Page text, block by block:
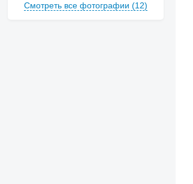
Смотреть все фотографии (12)